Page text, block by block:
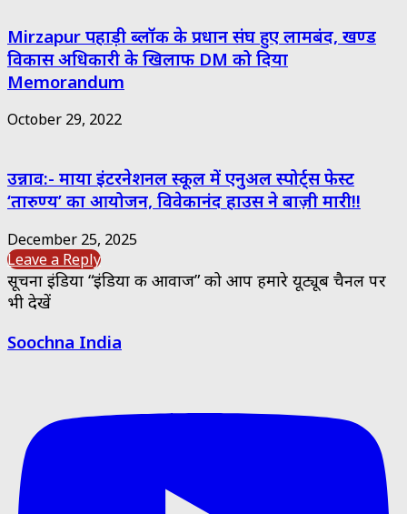
Mirzapur पहाड़ी ब्लॉक के प्रधान संघ हुए लामबंद, खण्ड
विकास अधिकारी के खिलाफ DM को दिया
Memorandum
October 29, 2022
उन्नाव:- माया इंटरनेशनल स्कूल में एनुअल स्पोर्ट्स फेस्ट
‘तारुण्य’ का आयोजन, विवेकानंद हाउस ने बाज़ी मारी!!
December 25, 2025
Leave a Reply
सूचना इंडिया “इंडिया की आवाज” को आप हमारे यूट्यूब चैनल पर
भी देखें
Soochna India